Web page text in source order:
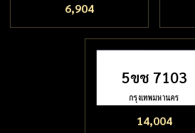
6,904
5ขช 7103
14,004